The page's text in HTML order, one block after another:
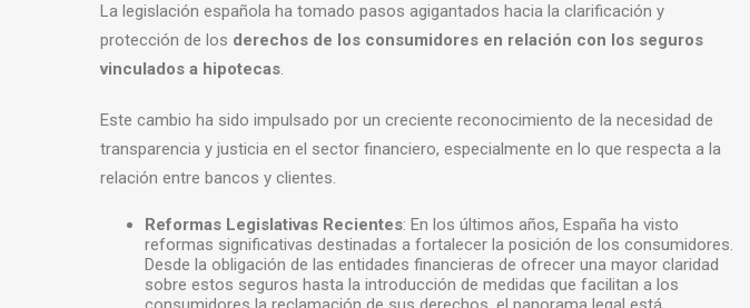
La legislación española ha tomado pasos agigantados hacia la clarificación y
protección de los derechos de los consumidores en relación con los seguros
vinculados a hipotecas.
Este cambio ha sido impulsado por un creciente reconocimiento de la necesidad de
transparencia y justicia en el sector financiero, especialmente en lo que respecta a la
relación entre bancos y clientes.
Reformas Legislativas Recientes: En los últimos años, España ha visto
reformas significativas destinadas a fortalecer la posición de los consumidores.
Desde la obligación de las entidades financieras de ofrecer una mayor claridad
sobre estos seguros hasta la introducción de medidas que facilitan a los